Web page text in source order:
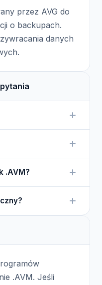
przez AVG do
o backupach.
danych
kopiach zapasowych.
danymi i
ten jest niezbędny
danych zawartych
.AVM?
AVG.
z tego samego
tymi plikami.
AVG. Regularne
zabezpieczają przed
.AVM. Jeśli